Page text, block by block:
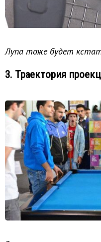
Лупа тоже будет
3. Траектория